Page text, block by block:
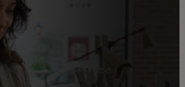
الأخبار و التوجهات